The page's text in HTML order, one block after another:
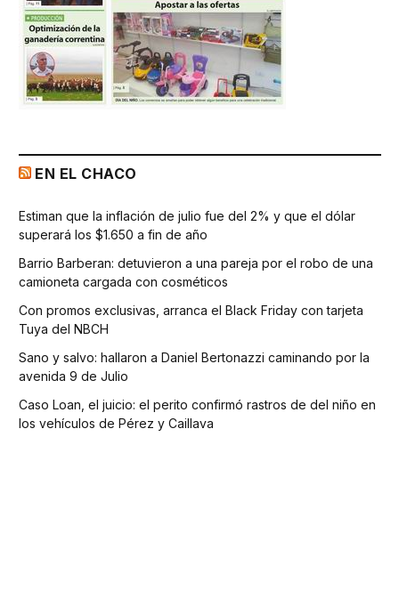
EN EL CHACO
Estiman que la inflación de julio fue del 2% y que el dólar
superará los $1.650 a fin de año
Barrio Barberan: detuvieron a una pareja por el robo de una
camioneta cargada con cosméticos
Con promos exclusivas, arranca el Black Friday con tarjeta
Tuya del NBCH
Sano y salvo: hallaron a Daniel Bertonazzi caminando por la
avenida 9 de Julio
Caso Loan, el juicio: el perito confirmó rastros de del niño en
los vehículos de Pérez y Caillava